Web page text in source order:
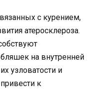
с курением,
атеросклероза.
на внутренней
узловатости и
к